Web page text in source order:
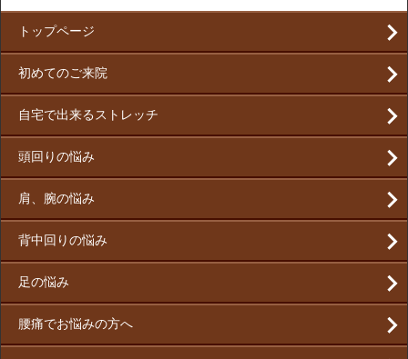
トップページ
初めてのご来院
自宅で出来るストレッチ
頭回りの悩み
肩、腕の悩み
背中回りの悩み
足の悩み
腰痛でお悩みの方へ